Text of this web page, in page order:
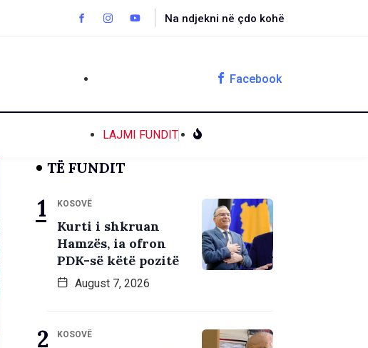
Na ndjekni në çdo kohë
Facebook
LAJMI FUNDIT
TË FUNDIT
KOSOVË
Kurti i shkruan
Hamzës, ia ofron
PDK-së këtë pozitë
August 7, 2026
KOSOVË